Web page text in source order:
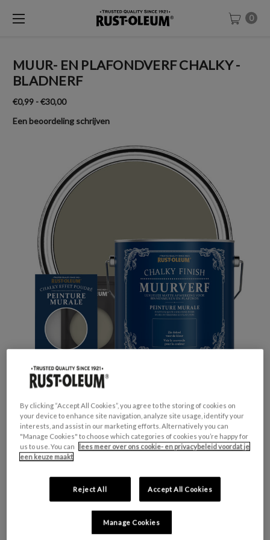
0
MUUR- EN PLAFONDVERF CHALKY -
BLADNERF
€0,99 - €30,00
Een beoordeling schrijven
GESCHIKT VOOR:
KLEURCOLLECTIE: Opvallend & levendig
Mat
By clicking “Accept All Cookies”, you agree to the storing of cookies on
your device to enhance site navigation, analyze site usage, identify your
interests, and assist in our marketing efforts. Alternatively you can
"Manage Cookies" to choose which categories of cookies you’re happy for
us to use. You can
lees meer over ons cookie- en privacybeleid voordat je
een keuze maakt
Reject All Accept All Cookies
Manage Cookies